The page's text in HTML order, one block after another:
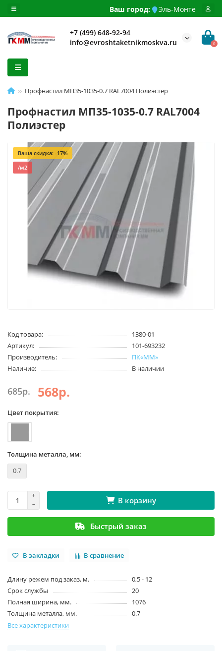
Ваш город: Эль-Монте
+7 (499) 648-92-94
info@evroshtaketnikmoskva.ru
0
Профнастил МП35-1035-0.7 RAL7004 Полиэстер
Профнастил МП35-1035-0.7 RAL7004
Полиэстер
Ваша скидка: -17%
/м2
Код товара:
1380-01
Артикул:
101-693232
Производитель:
ПК«ММ»
Наличие:
В наличии
685р. 568р.
Цвет покрытия:
Толщина металла, мм:
0.7
В корзину
Быстрый заказ
В закладки В сравнение
Длину режем под заказ, м.
0,5 - 12
Срок службы
20
Полная ширина, мм.
1076
Толщина металла, мм.
0.7
Все характеристики